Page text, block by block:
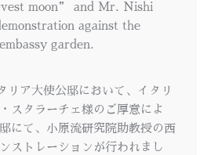
moon” and Mr. Nishi
against the
garden.
リア大使公邸において、イタリ
スタラーチェ様のご厚意によ
にて、小原流研究院助教授の西
ストレーションが行われまし